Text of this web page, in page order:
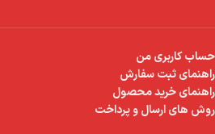
حساب کاربری من
راهنمای ثبت سفارش
راهنمای خرید محصول
روش های ارسال و پرداخت